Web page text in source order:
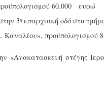
60.000 ευρώ
3η επαρχιακή οδό στο
«Ανακατασκευή στέγης